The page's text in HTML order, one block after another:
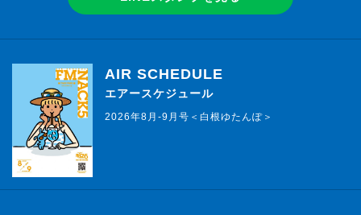
AIR SCHEDULE
エアースケジュール
2026年8月-9月号＜白根ゆたんぽ＞